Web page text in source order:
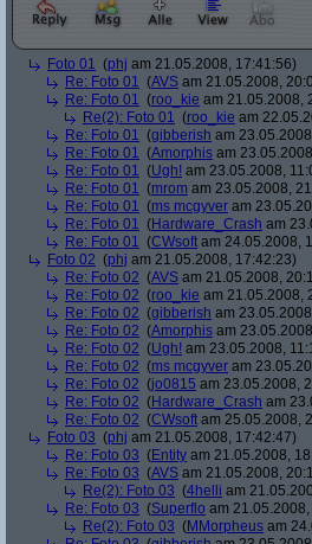
Foto 01 (phj am 21.05.2008, 17:41:56)
Re: Foto 01 (AVS am 21.05.2008,
Re: Foto 01 (roo_kie am 21.05.2008,
Re(2): Foto 01 (roo_kie am
Re: Foto 01 (gibberish am
Re: Foto 01 (Amorphis am
Re: Foto 01 (Ugh! am 23.05.2008,
Re: Foto 01 (mrom am 23.05.2008,
Re: Foto 01 (ms mcgyver am
Re: Foto 01 (Hardware_Crash am
Re: Foto 01 (CWsoft am 24.05.2008,
Foto 02 (phj am 21.05.2008, 17:42:23)
Re: Foto 02 (AVS am 21.05.2008,
Re: Foto 02 (roo_kie am 21.05.2008,
Re: Foto 02 (gibberish am
Re: Foto 02 (Amorphis am
Re: Foto 02 (Ugh! am 23.05.2008,
Re: Foto 02 (ms mcgyver am
Re: Foto 02 (jo0815 am 23.05.2008,
Re: Foto 02 (Hardware_Crash am
Re: Foto 02 (CWsoft am 25.05.2008,
Foto 03 (phj am 21.05.2008, 17:42:47)
Re: Foto 03 (Entity am 21.05.2008,
Re: Foto 03 (AVS am 21.05.2008,
Re(2): Foto 03 (4helli am
Re: Foto 03 (Superflo am
Re(2): Foto 03 (MMorpheus am